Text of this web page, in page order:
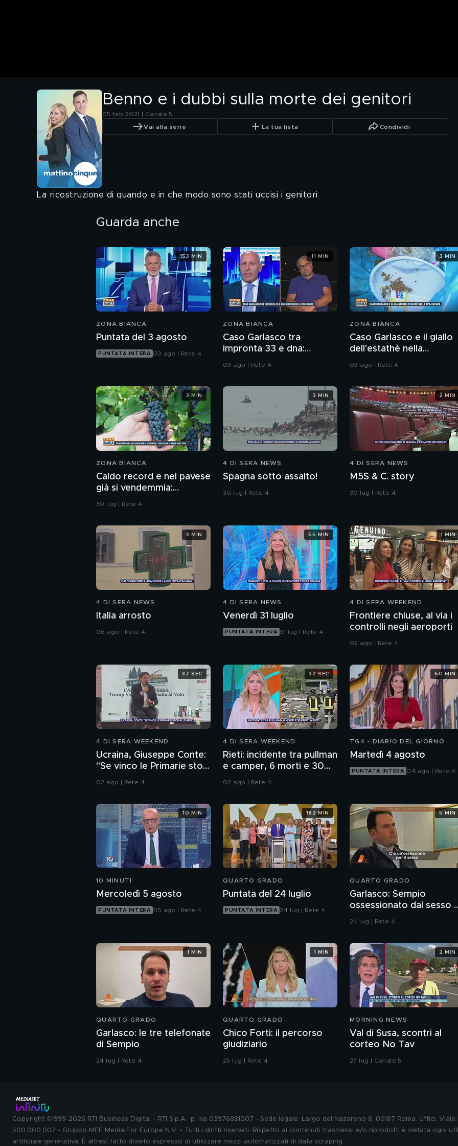
Benno e i dubbi sulla morte dei genitori
05 feb 2021 | Canale 5
Vai alla serie La tua lista Condividi
La ricostruzione di quando e in che modo sono stati uccisi i genitori
Guarda anche
ZONA BIANCA
Puntata del 3 agosto
PUNTATA INTERA 03 ago | Rete 4
153 MIN
ZONA BIANCA
Caso Garlasco tra
impronta 33 e dna:
consulenze a confronto
03 ago | Rete 4
11 MIN
ZONA BIANCA
Caso Garlasco e il giallo
dell'estathè nella
spazzatura
03 ago | Rete 4
3 MIN
ZONA BIANCA
Caldo record e nel pavese
già si vendemmia:
"Rischiamo di avere meno
30 lug | Rete 4
3 MIN
4 DI SERA NEWS
Spagna sotto assalto!
30 lug | Rete 4
3 MIN
4 DI SERA NEWS
M5S & C. story
30 lug | Rete 4
2 MIN
4 DI SERA NEWS
Italia arrosto
06 ago | Rete 4
3 MIN
4 DI SERA NEWS
Venerdì 31 luglio
PUNTATA INTERA 31 lug | Rete 4
55 MIN
4 DI SERA WEEKEND
Frontiere chiuse, al via i
controlli negli aeroporti
02 ago | Rete 4
1 MIN
4 DI SERA WEEKEND
Ucraina, Giuseppe Conte:
"Se vinco le Primarie stop
alle armi"
02 ago | Rete 4
37 SEC
4 DI SERA WEEKEND
Rieti: incidente tra pullman
e camper, 6 morti e 30
02 ago | Rete 4
32 SEC
TG4 - DIARIO DEL GIORNO
Martedì 4 agosto
PUNTATA INTERA 04 ago | Rete 4
50 MIN
10 MINUTI
Mercoledì 5 agosto
PUNTATA INTERA 05 ago | Rete 4
10 MIN
QUARTO GRADO
Puntata del 24 luglio
PUNTATA INTERA 24 lug | Rete 4
182 MIN
QUARTO GRADO
Garlasco: Sempio
ossessionato dal sesso
ragazzo rispettoso?
24 lug | Rete 4
5 MIN
QUARTO GRADO
Garlasco: le tre telefonate
di Sempio
24 lug | Rete 4
1 MIN
QUARTO GRADO
Chico Forti: il percorso
giudiziario
25 lug | Rete 4
1 MIN
MORNING NEWS
Val di Susa, scontri al
corteo No Tav
27 lug | Canale 5
2 MIN
Copyright ©1999-2026 RTI Business Digital - RTI S.p.A.: p. iva 03976881007 - Sede legale: Largo del Nazareno 8, 00187 Roma. Uffici:
500.000.007 - Gruppo MFE Media For Europe N.V. - Tutti i diritti riservati. Rispetto ai contenuti trasmessi e/o riprodotti è vietata ogni
artificiale generativa. È altresì fatto divieto espresso di utilizzare mezzi automatizzati di data scraping.